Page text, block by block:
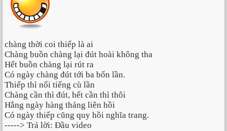
chàng thời coi thiếp là ai
Chàng buồn chàng lại đút hoài không tha
Hết buồn chàng lại rút ra
Có ngày chàng đút tới ba bốn lần.
Thiếp thì nổi tiếng cù lần
Chàng cần thì đút, hết cần thì thôi
Hằng ngày hàng tháng liên hồi
Có ngày thiếp cũng quy hồi nghĩa trang.
-----> Trả lời: Đầu video